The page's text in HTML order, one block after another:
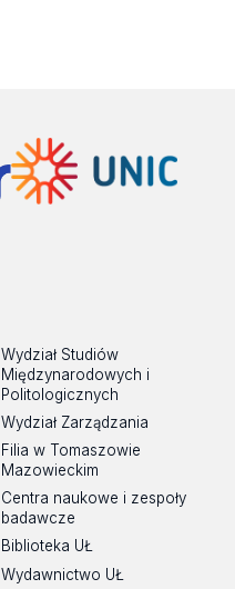
Wydział Studiów
Międzynarodowych i
Politologicznych
Wydział Zarządzania
Filia w Tomaszowie
Mazowieckim
Centra naukowe i zespoły
badawcze
Biblioteka UŁ
Wydawnictwo UŁ